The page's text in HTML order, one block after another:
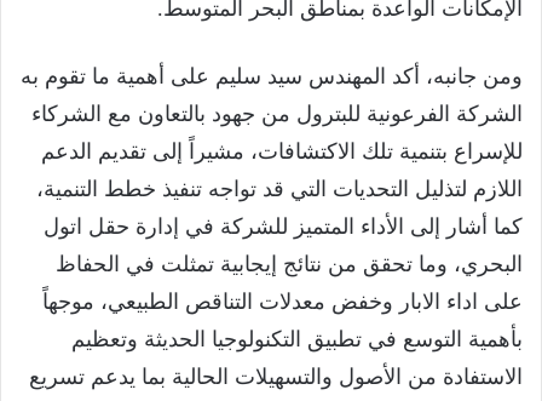
الإمكانات الواعدة بمناطق البحر المتوسط.
ومن جانبه، أكد المهندس سيد سليم على أهمية ما تقوم به
الشركة الفرعونية للبترول من جهود بالتعاون مع الشركاء
للإسراع بتنمية تلك الاكتشافات، مشيراً إلى تقديم الدعم
اللازم لتذليل التحديات التي قد تواجه تنفيذ خطط التنمية،
كما أشار إلى الأداء المتميز للشركة في إدارة حقل اتول
البحري، وما تحقق من نتائج إيجابية تمثلت في الحفاظ
على اداء الابار وخفض معدلات التناقص الطبيعي، موجهاً
بأهمية التوسع في تطبيق التكنولوجيا الحديثة وتعظيم
الاستفادة من الأصول والتسهيلات الحالية بما يدعم تسريع